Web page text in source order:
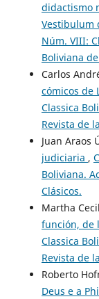
didactismo
Vestibulum
Núm. VIII:
Boliviana
Carlos
cómicos de
Classica
Revista de
Juan Araos
judiciaria ,
Boliviana.
Clásicos.
Martha
función, de
Classica
Revista de
Roberto
Deus e a